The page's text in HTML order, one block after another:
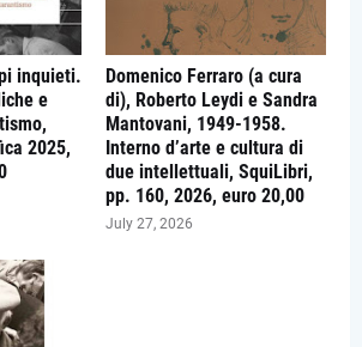
inquieti.
e
2025,
Domenico Ferraro (a cura
di), Roberto Leydi e Sandra
Mantovani, 1949-1958.
Interno d’arte e cultura di
due intellettuali, SquiLibri,
pp. 160, 2026, euro 20,00
July 27, 2026